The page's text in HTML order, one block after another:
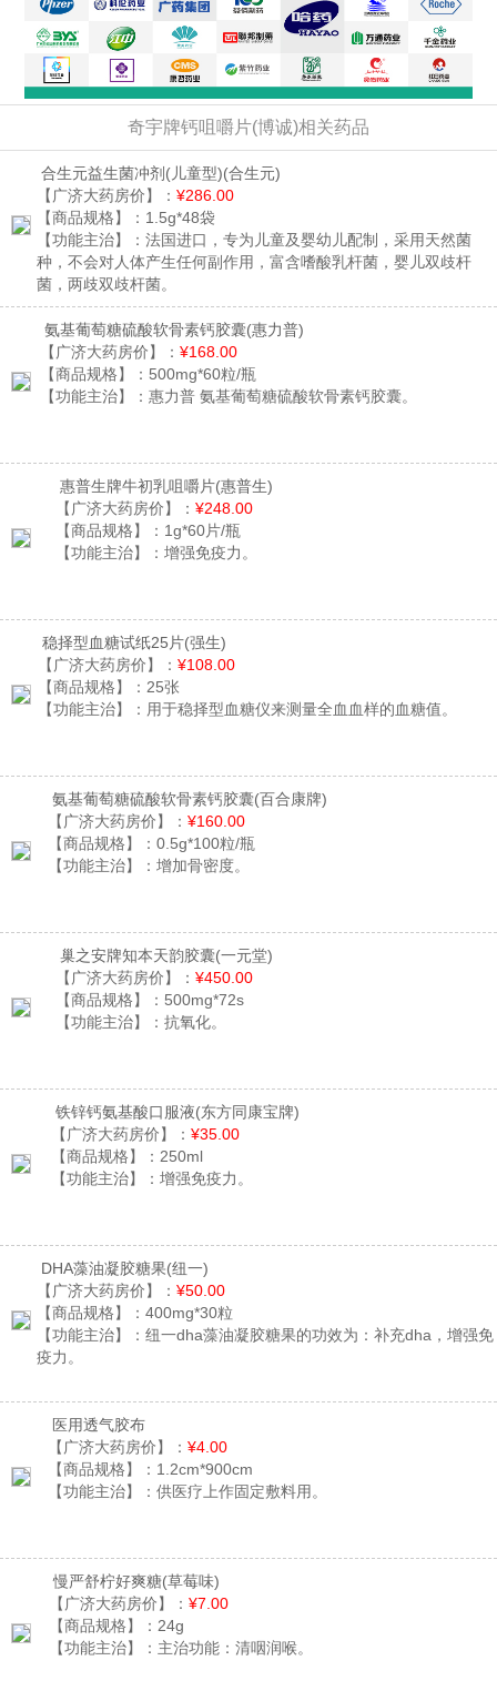
奇宇牌钙咀嚼片(博诚)相关药品
合生元益生菌冲剂(儿童型)(合生元)
【广济大药房价】： ¥286.00
【商品规格】： 1.5g*48袋
【功能主治】： 法国进口，专为儿童及婴幼儿配制，采用天然菌
种，不会对人体产生任何副作用，富含嗜酸乳杆菌，婴儿双歧杆
菌，两歧双歧杆菌。
氨基葡萄糖硫酸软骨素钙胶囊(惠力普)
【广济大药房价】： ¥168.00
【商品规格】： 500mg*60粒/瓶
【功能主治】： 惠力普 氨基葡萄糖硫酸软骨素钙胶囊。
惠普生牌牛初乳咀嚼片(惠普生)
【广济大药房价】： ¥248.00
【商品规格】： 1g*60片/瓶
【功能主治】： 增强免疫力。
稳择型血糖试纸25片(强生)
【广济大药房价】： ¥108.00
【商品规格】： 25张
【功能主治】： 用于稳择型血糖仪来测量全血血样的血糖值。
氨基葡萄糖硫酸软骨素钙胶囊(百合康牌)
【广济大药房价】： ¥160.00
【商品规格】： 0.5g*100粒/瓶
【功能主治】： 增加骨密度。
巢之安牌知本天韵胶囊(一元堂)
【广济大药房价】： ¥450.00
【商品规格】： 500mg*72s
【功能主治】： 抗氧化。
铁锌钙氨基酸口服液(东方同康宝牌)
【广济大药房价】： ¥35.00
【商品规格】： 250ml
【功能主治】： 增强免疫力。
DHA藻油凝胶糖果(纽一)
【广济大药房价】： ¥50.00
【商品规格】： 400mg*30粒
【功能主治】： 纽一dha藻油凝胶糖果的功效为：补充dha，增强免
疫力。
医用透气胶布
【广济大药房价】： ¥4.00
【商品规格】： 1.2cm*900cm
【功能主治】： 供医疗上作固定敷料用。
慢严舒柠好爽糖(草莓味)
【广济大药房价】： ¥7.00
【商品规格】： 24g
【功能主治】： 主治功能：清咽润喉。